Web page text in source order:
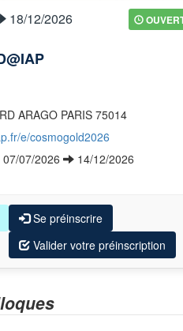
18/12/2026
98B BOULEVARD ARAGO PARIS 75014
e/cosmogold2026
07/07/2026 14/12/2026
Se préinscrire
Valider votre préinscription